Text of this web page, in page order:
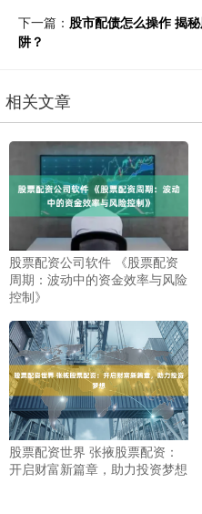
下一篇： 股市配债怎么操作 揭
阱？
相关文章
股票配资公司软件 《股票配资
周期：波动中的资金效率与风险
控制》
股票配资世界 张掖股票配资：
开启财富新篇章，助力投资梦想